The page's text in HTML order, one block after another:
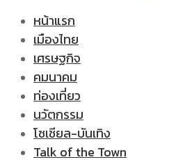
หน้าแรก
เมืองไทย
เศรษฐกิจ
คมนาคม
ท่องเที่ยว
นวัตกรรม
โซเชียล-บันเทิง
Talk of the Town